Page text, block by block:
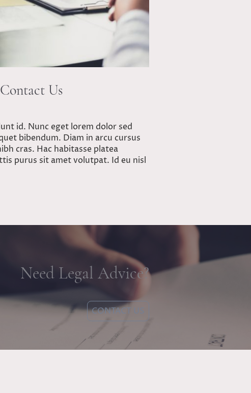
Contact Us
id. Nunc eget lorem dolor sed
bibendum. Diam in arcu cursus
cras. Hac habitasse platea
purus sit amet volutpat. Id eu nisl
Need Legal Advice?
CONTACT US